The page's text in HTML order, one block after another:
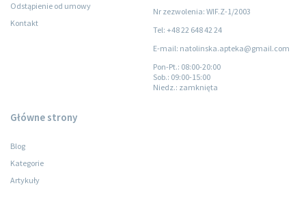
Odstąpienie od umowy
Kontakt
Nr zezwolenia: WIF.Z-1/2003
Tel: +48 22 648 42 24
E-mail: natolinska.apteka@gmail.com
Pon-Pt.: 08:00-20:00
Sob.: 09:00-15:00
Niedz.: zamknięta
Główne strony
Blog
Kategorie
Artykuły